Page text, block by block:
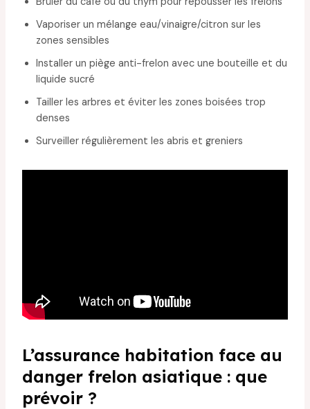
Vaporiser un mélange eau/vinaigre/citron sur les
zones sensibles
Installer un piège anti-frelon avec une bouteille et du
liquide sucré
Tailler les arbres et éviter les zones boisées trop
denses
Surveiller régulièrement les abris et greniers
L’assurance habitation face au
danger frelon asiatique : que
prévoir ?